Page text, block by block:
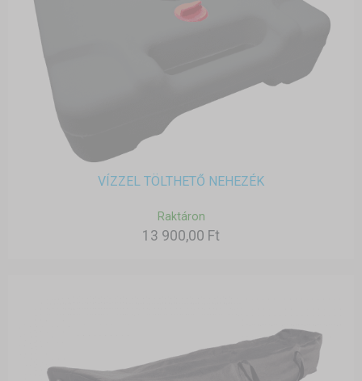
VÍZZEL TÖLTHETŐ NEHEZÉK
Raktáron
13 900,00 Ft